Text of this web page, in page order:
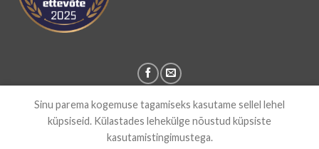
ETTEVÕTTEST BLOGI KONTAKT
Copyright 2026 © Autokosmeetika.eu by ShinyCar OÜ
Sinu parema kogemuse tagamiseks kasutame sellel lehel
küpsiseid. Külastades lehekülge nõustud küpsiste
kasutamistingimustega.